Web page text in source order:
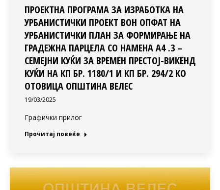
ПРОЕКТНА ПРОГРАМА ЗА ИЗРАБОТКА НА
УРБАНИСТИЧКИ ПРОЕКТ ВОН ОПФАТ НА
УРБАНИСТИЧКИ ПЛАН ЗА ФОРМИРАЊЕ НА
ГРАДЕЖНА ПАРЦЕЛА СО НАМЕНА А4 .3 –
СЕМЕЈНИ КУЌИ ЗА ВРЕМЕН ПРЕСТОЈ-ВИКЕНД
КУЌИ НА КП БР. 1180/1 И КП БР. 294/2 КО
ОТОВИЦА ОПШТИНА ВЕЛЕС
19/03/2025
Графички прилог
Прочитај повеќе